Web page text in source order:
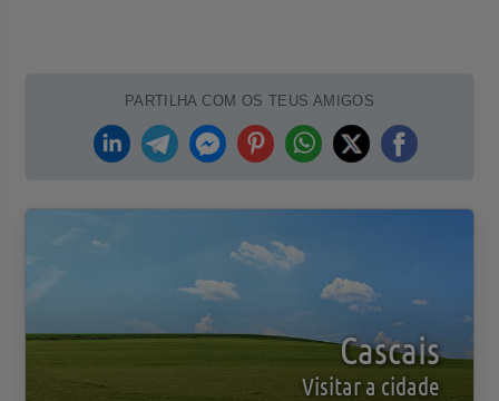
PARTILHA COM OS TEUS AMIGOS
Cascais
Visitar a cidade